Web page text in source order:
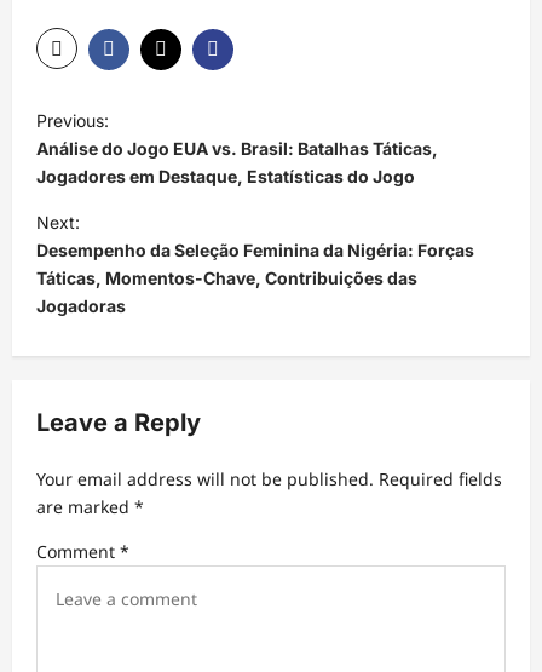
o
s
t
n
a
g
t
i
o
Previous:
Análise do Jogo EUA vs. Brasil: Batalhas Táticas,
Jogadores em Destaque, Estatísticas do Jogo
Next:
Desempenho da Seleção Feminina da Nigéria: Forças
Táticas, Momentos-Chave, Contribuições das
Jogadoras
Leave a Reply
Your email address will not be published. Required fields
are marked *
Comment *